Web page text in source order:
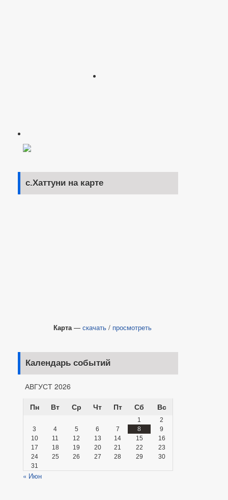
с.Хаттуни на карте
Карта — скачать / просмотреть
Календарь событий
АВГУСТ 2026
Пн
Вт Ср Чт Пт Сб Вс
1
2
3
4 5 6 7 8
9
10
11 12 13 14 15
16
17
18 19 20 21 22
23
24
25 26 27 28 29
30
31
« Июн